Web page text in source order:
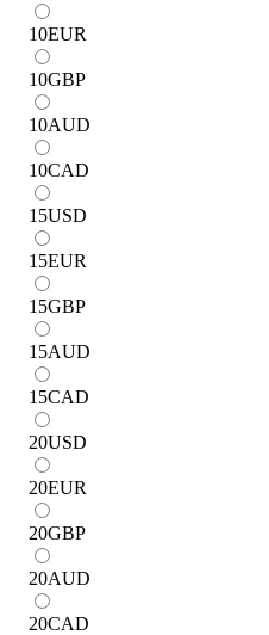
10EUR
10GBP
10AUD
10CAD
15USD
15EUR
15GBP
15AUD
15CAD
20USD
20EUR
20GBP
20AUD
20CAD